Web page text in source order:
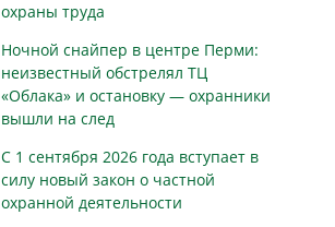
охраны труда
Ночной снайпер в центре Перми:
неизвестный обстрелял ТЦ
«Облака» и остановку — охранники
вышли на след
С 1 сентября 2026 года вступает в
силу новый закон о частной
охранной деятельности